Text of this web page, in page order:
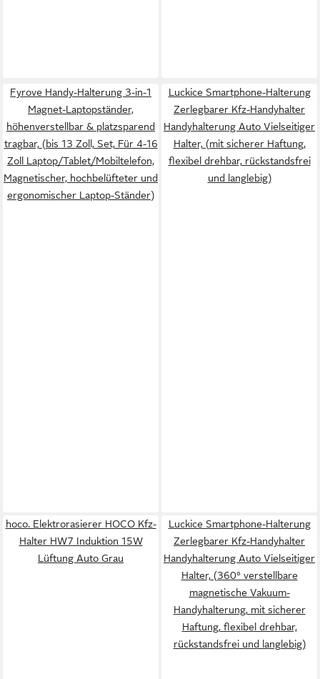
Fyrove Handy-Halterung 3-in-1
Magnet-Laptopständer,
höhenverstellbar & platzsparend
tragbar, (bis 13 Zoll, Set, Für 4-16
Zoll Laptop/Tablet/Mobiltelefon,
Magnetischer, hochbelüfteter und
ergonomischer Laptop-Ständer)
Luckice Smartphone-Halterung
Zerlegbarer Kfz-Handyhalter
Handyhalterung Auto Vielseitiger
Halter, (mit sicherer Haftung,
flexibel drehbar, rückstandsfrei
und langlebig)
hoco. Elektrorasierer HOCO Kfz-
Halter HW7 Induktion 15W
Lüftung Auto Grau
Luckice Smartphone-Halterung
Zerlegbarer Kfz-Handyhalter
Handyhalterung Auto Vielseitiger
Halter, (360° verstellbare
magnetische Vakuum-
Handyhalterung, mit sicherer
Haftung, flexibel drehbar,
rückstandsfrei und langlebig)